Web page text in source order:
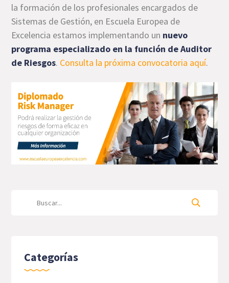
la formación de los profesionales encargados de
Sistemas de Gestión, en Escuela Europea de
Excelencia estamos implementando un nuevo
programa especializado en la función de Auditor
de Riesgos. Consulta la próxima convocatoria aquí.
Categorías